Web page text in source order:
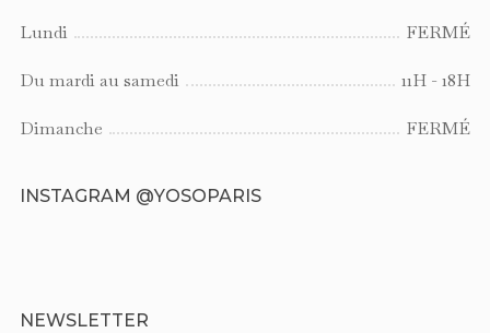
Lundi FERMÉ
Du mardi au samedi 11H - 18H
Dimanche FERMÉ
INSTAGRAM @YOSOPARIS
NEWSLETTER